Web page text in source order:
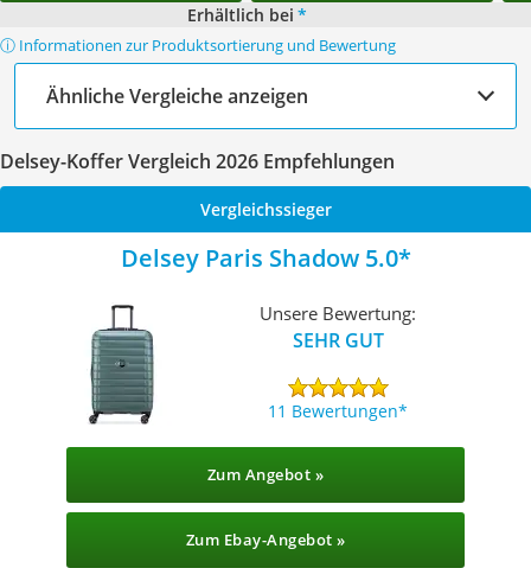
Erhältlich bei *
ⓘ Informationen zur Produktsortierung und Bewertung
Ähnliche Vergleiche anzeigen
Delsey-Koffer Vergleich 2026 Empfehlungen
Vergleichssieger
Delsey Paris Shadow 5.0
Unsere Bewertung:
SEHR GUT
11 Bewertungen
Zum Angebot »
Zum Ebay-Angebot »